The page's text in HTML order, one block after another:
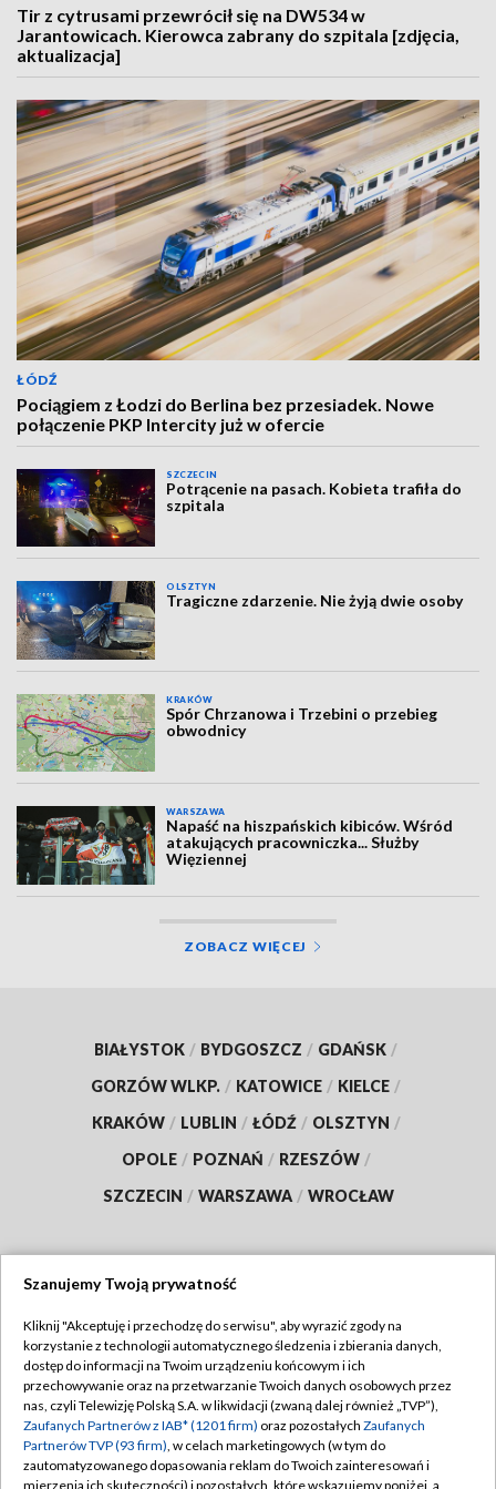
Tir z cytrusami przewrócił się na DW534 w
Jarantowicach. Kierowca zabrany do szpitala [zdjęcia,
aktualizacja]
ŁÓDŹ
Pociągiem z Łodzi do Berlina bez przesiadek. Nowe
połączenie PKP Intercity już w ofercie
SZCZECIN
Potrącenie na pasach. Kobieta trafiła do
szpitala
OLSZTYN
Tragiczne zdarzenie. Nie żyją dwie osoby
KRAKÓW
Spór Chrzanowa i Trzebini o przebieg
obwodnicy
WARSZAWA
Napaść na hiszpańskich kibiców. Wśród
atakujących pracowniczka... Służby
Więziennej
ZOBACZ WIĘCEJ
BIAŁYSTOK / BYDGOSZCZ / GDAŃSK /
GORZÓW WLKP. / KATOWICE / KIELCE /
KRAKÓW / LUBLIN / ŁÓDŹ / OLSZTYN /
OPOLE / POZNAŃ / RZESZÓW /
SZCZECIN / WARSZAWA / WROCŁAW
TVP
Abonament TVP
Emisja w TVP
Centrum informacji TVP
Regulamin TVP
Polityka prywatności
Moje zgody
Szanujemy Twoją prywatność
Kliknij "Akceptuję i przechodzę do serwisu", aby wyrazić zgody na
korzystanie z technologii automatycznego śledzenia i zbierania danych,
dostęp do informacji na Twoim urządzeniu końcowym i ich
przechowywanie oraz na przetwarzanie Twoich danych osobowych przez
nas, czyli Telewizję Polską S.A. w likwidacji (zwaną dalej również „TVP”),
Zaufanych Partnerów z IAB* (1201 firm) oraz pozostałych Zaufanych
Partnerów TVP (93 firm), w celach marketingowych (w tym do
zautomatyzowanego dopasowania reklam do Twoich zainteresowań i
mierzenia ich skuteczności) i pozostałych, które wskazujemy poniżej, a